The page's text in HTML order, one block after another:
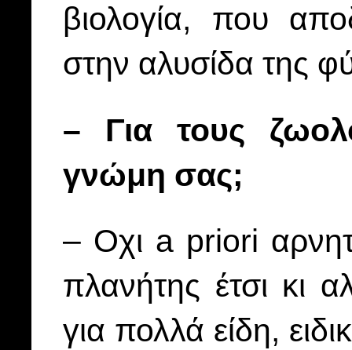
βιολογία, που
στην αλυσίδα της
– Για τους
γνώμη σας;
– Οχι a priori
πλανήτης έτσι κι
για πολλά είδη,